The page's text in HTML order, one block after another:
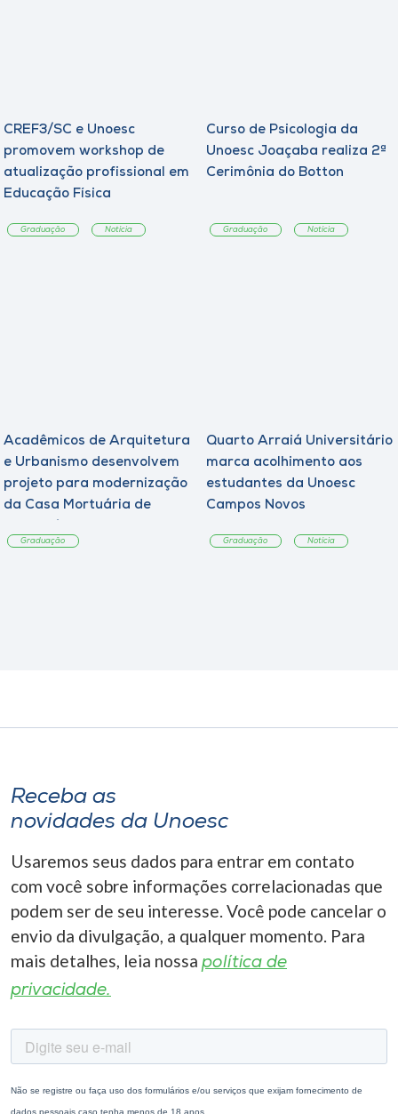
CREF3/SC e Unoesc
promovem workshop de
atualização profissional em
Educação Física
Graduação Notícia
Curso de Psicologia da
Unoesc Joaçaba realiza 2ª
Cerimônia do Botton
Graduação Notícia
Acadêmicos de Arquitetura
e Urbanismo desenvolvem
projeto para modernização
da Casa Mortuária de
Graduação
Quarto Arraiá Universitário
marca acolhimento aos
estudantes da Unoesc
Campos Novos
Graduação Notícia
Receba as
novidades da Unoesc
Usaremos seus dados para entrar em contato
com você sobre informações correlacionadas que
podem ser de seu interesse. Você pode cancelar o
envio da divulgação, a qualquer momento. Para
mais detalhes, leia nossa política de
privacidade.